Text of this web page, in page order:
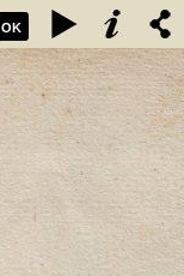
OK
visitationis
regularium,
R.P.D. Luca Ant.
Luca Antonio